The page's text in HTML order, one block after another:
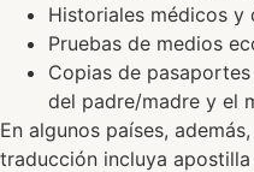
Historiales médicos y
Pruebas de medios
Copias de
del padre/madre y el
En algunos países,
traducción incluya